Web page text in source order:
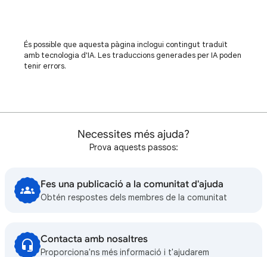
És possible que aquesta pàgina inclogui contingut traduït
amb tecnologia d'IA. Les traduccions generades per IA poden
tenir errors.
Necessites més ajuda?
Prova aquests passos:
Fes una publicació a la comunitat d'ajuda
Obtén respostes dels membres de la comunitat
Contacta amb nosaltres
Proporciona'ns més informació i t'ajudarem